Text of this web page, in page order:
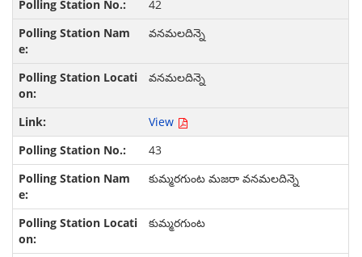
42
వనమలదిన్నె
వనమలదిన్నె
View
43
కుమ్మరగుంట మజరా వనమలదిన్నె
కుమ్మరగుంట